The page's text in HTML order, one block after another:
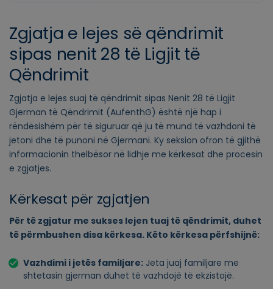
Zgjatja e lejes së qëndrimit
sipas nenit 28 të Ligjit të
Qëndrimit
Zgjatja e lejes suaj të qëndrimit sipas Nenit 28 të Ligjit
Gjerman të Qëndrimit (AufenthG) është një hap i
rëndësishëm për të siguruar që ju të mund të vazhdoni të
jetoni dhe të punoni në Gjermani. Ky seksion ofron të gjithë
informacionin thelbësor në lidhje me kërkesat dhe procesin
e zgjatjes.
Kërkesat për zgjatjen
Për të zgjatur me sukses lejen tuaj të qëndrimit, duhet
të përmbushen disa kërkesa. Këto kërkesa përfshijnë:
Vazhdimi i jetës familjare: Jeta juaj familjare me
shtetasin gjerman duhet të vazhdojë të ekzistojë.